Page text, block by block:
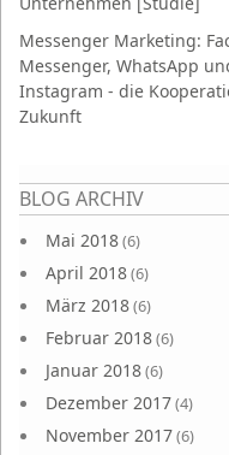
Messenger Marketing:
Messenger, WhatsApp
Instagram - die
Zukunft
BLOG ARCHIV
Mai 2018(6)
April 2018(6)
März 2018(6)
Februar 2018(6)
Januar 2018(6)
Dezember 2017(4)
November 2017(6)
Seiten